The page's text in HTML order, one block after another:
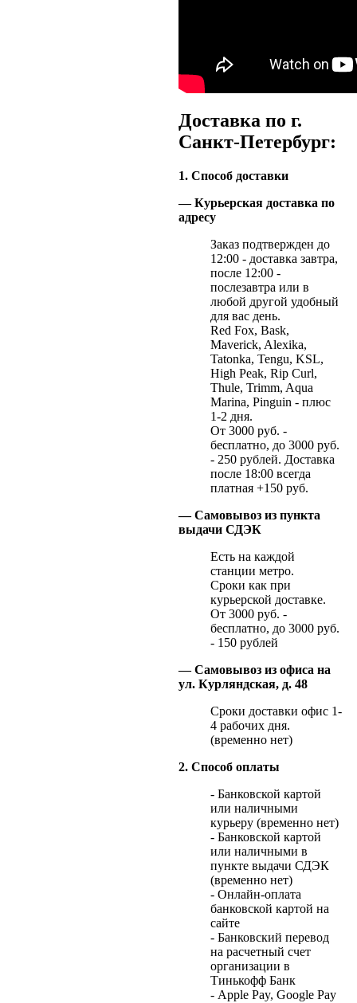
Доставка по г.
Санкт-Петербург:
1. Способ доставки
— Курьерская доставка по
адресу
Заказ подтвержден до
12:00 - доставка завтра,
после 12:00 -
послезавтра или в
любой другой удобный
для вас день.
Red Fox, Bask,
Maverick, Alexika,
Tatonka, Tengu, KSL,
High Peak, Rip Curl,
Thule, Trimm, Aqua
Marina, Pinguin - плюс
1-2 дня.
От 3000 руб. -
бесплатно, до 3000 руб.
- 250 рублей. Доставка
после 18:00 всегда
платная +150 руб.
— Самовывоз из пункта
выдачи СДЭК
Есть на каждой
станции метро.
Сроки как при
курьерской доставке.
От 3000 руб. -
бесплатно, до 3000 руб.
- 150 рублей
— Самовывоз из офиса на
ул. Курляндская, д. 48
Сроки доставки офис 1-
4 рабочих дня.
(временно нет)
2. Способ оплаты
- Банковской картой
или наличными
курьеру (временно нет)
- Банковской картой
или наличными в
пункте выдачи СДЭК
(временно нет)
- Онлайн-оплата
банковской картой на
сайте
- Банковский перевод
на расчетный счет
организации в
Тинькофф Банк
- Apple Pay, Google Pay